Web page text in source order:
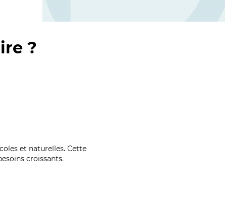
?
et naturelles. Cette
croissants.